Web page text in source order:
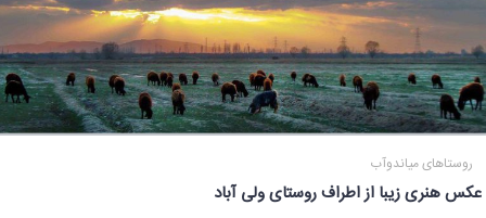
روستاهای میاندوآب
عکس هنری زیبا از اطراف روستای ولی آباد